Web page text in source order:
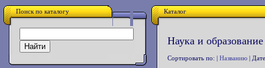
Поиск по каталогу Каталог
Наука и
Сортировать по: | Названию |